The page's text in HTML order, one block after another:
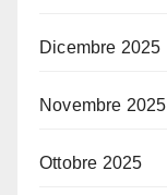
Dicembre 2025
Novembre 2025
Ottobre 2025